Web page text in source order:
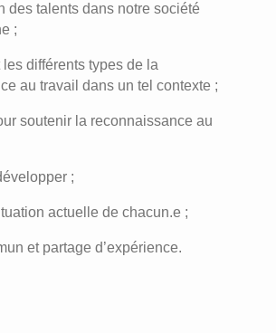
des talents dans notre société
;
les différents types de la
au travail dans un tel contexte ;
soutenir la reconnaissance au
;
actuelle de chacun.e ;
et partage d’expérience.